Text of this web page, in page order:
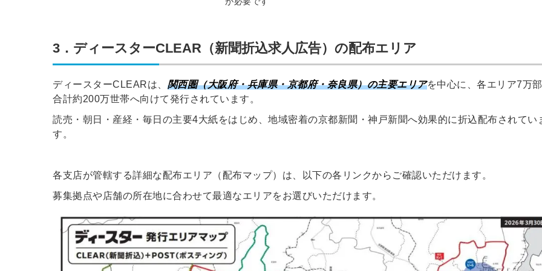
3．ディースターCLEAR（新聞折込求人広告）の配布エリア
ディースターCLEARは、 関西圏（大阪府・兵庫県・京都府・奈良県）の主要エリアを中心に、各エリア7万
合計約200万世帯へ向けて発行されています。
読売・朝日・産経・毎日の主要4大紙をはじめ、地域密着の京都新聞・神戸新聞へ効果的に折込配布されてい
す。
各支店が管轄する詳細な配布エリア（配布マップ）は、以下の各リンクからご確認いただけます。
募集拠点や店舗の所在地に合わせて最適なエリアをお選びいただけます。